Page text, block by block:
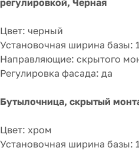
регулировкой, Черная
​​​​​​​Цвет: черный
​​​​​​​Установочная ширина базы:
​​​​​​​Направляющие: скрытого
Регулировка фасада: да
Бутылочница, скрытый
​​​​​​​Цвет: хром
​​​​​​​​​​​​​​Установочная ширина базы: